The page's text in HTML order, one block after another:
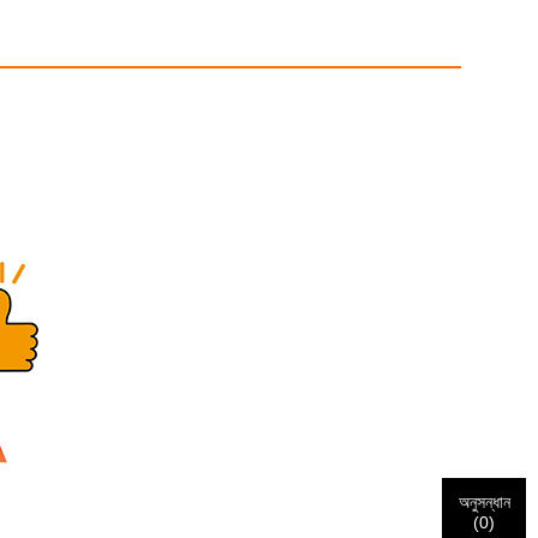
অনুসন্ধান
(0)